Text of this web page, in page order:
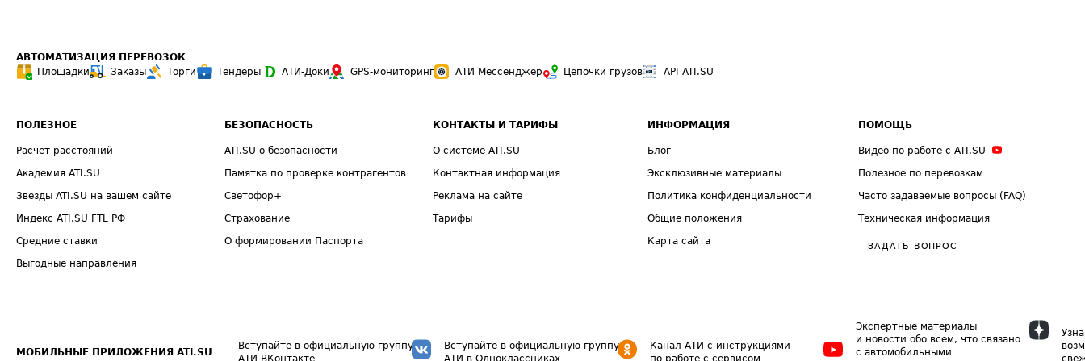
АВТОМАТИЗАЦИЯ ПЕРЕВОЗОК
Площадки
Заказы Торги Тендеры АТИ-Доки GPS-мониторинг АТИ Мессенджер Цепочки грузов API ATI.SU
ПОЛЕЗНОЕ
Расчет расстояний
Академия ATI.SU
Звезды ATI.SU на вашем сайте
Индекс ATI.SU FTL РФ
Средние ставки
Выгодные направления
БЕЗОПАСНОСТЬ
ATI.SU о безопасности
Памятка по проверке контрагентов
Светофор+
Страхование
О формировании Паспорта
КОНТАКТЫ И ТАРИФЫ
О системе ATI.SU
Контактная информация
Реклама на сайте
Тарифы
ИНФОРМАЦИЯ
Блог
Эксклюзивные материалы
Политика конфиденциальности
Общие положения
Карта сайта
ПОМОЩЬ
Видео по работе с ATI.SU
Полезное по перевозкам
Часто задаваемые вопросы (FAQ)
Техническая информация
ЗАДАТЬ ВОПРОС
МОБИЛЬНЫЕ ПРИЛОЖЕНИЯ ATI.SU
Вступайте в официальную группу
АТИ ВКонтакте
Вступайте в официальную группу
АТИ в Одноклассниках
Канал АТИ с инструкциями
по работе с сервисом
Экспертные материалы
и новости обо всем, что связано
с автомобильными